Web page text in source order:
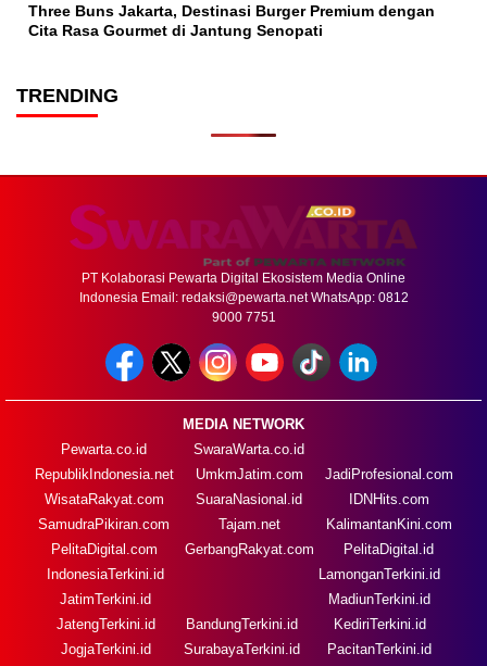
Three Buns Jakarta, Destinasi Burger Premium dengan
Cita Rasa Gourmet di Jantung Senopati
TRENDING
PT Kolaborasi Pewarta Digital Ekosistem Media Online
Indonesia Email: redaksi@pewarta.netWhatsApp: 0812
9000 7751
MEDIA NETWORK
Pewarta.co.id
RepublikIndonesia.net
WisataRakyat.com
SamudraPikiran.com
PelitaDigital.com
SwaraWarta.co.id
UmkmJatim.com
SuaraNasional.id
Tajam.net
GerbangRakyat.com
JadiProfesional.com
IDNHits.com
KalimantanKini.com
PelitaDigital.id
IndonesiaTerkini.id
JatimTerkini.id
JatengTerkini.id
JogjaTerkini.id
BandungTerkini.id
SurabayaTerkini.id
LamonganTerkini.id
MadiunTerkini.id
KediriTerkini.id
PacitanTerkini.id